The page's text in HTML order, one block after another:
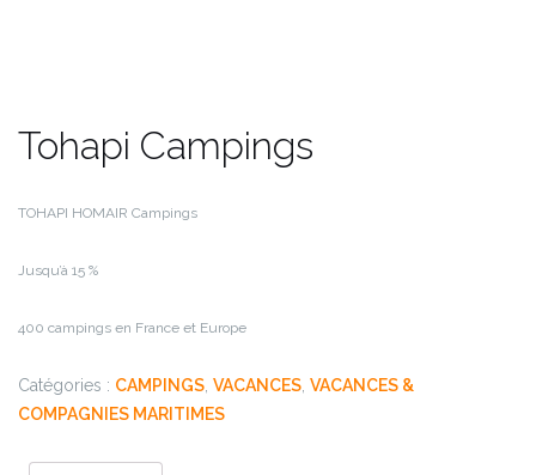
Tohapi Campings
TOHAPI HOMAIR Campings
Jusqu’à 15 %
400 campings en France et Europe
Catégories : CAMPINGS VACANCES VACANCES &
COMPAGNIES MARITIMES